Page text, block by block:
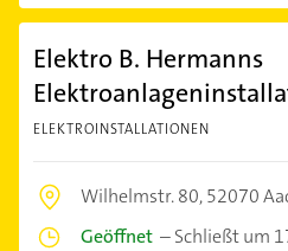
Elektro B. Hermanns
ELEKTROINSTALLATIONEN
Wilhelmstr. 80,52070
Geöffnet –Schließt um